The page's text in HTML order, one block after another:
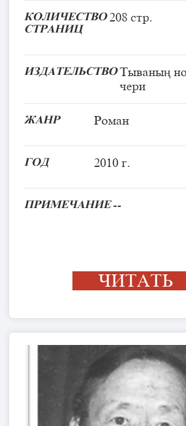
КОЛИЧЕСТВО
СТРАНИЦ
208 стр.
ИЗДАТЕЛЬСТВО Тываның
чери
ЖАНР Роман
ГОД 2010 г.
ПРИМЕЧАНИЕ --